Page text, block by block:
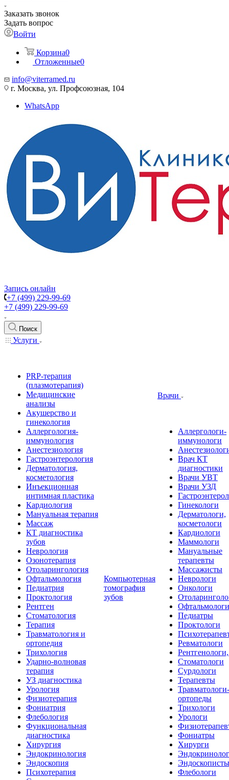
Заказать звонок
Задать вопрос
Войти
Корзина0
Отложенные0
info@viterramed.ru
г. Москва, ул. Профсоюзная, 104
WhatsApp
Запись онлайн
+7 (499) 229-99-69
+7 (499) 229-99-69
Поиск
Услуги
PRP-терапия
(плазмотерапия)
Медицинские
анализы
Акушерство и
гинекология
Аллергология-
иммунология
Анестезиология
Гастроэнтерология
Дерматология,
косметология
Инъекционная
интимная пластика
Кардиология
Мануальная терапия
Массаж
КТ диагностика
зубов
Неврология
Озонотерапия
Отоларингология
Офтальмология
Педиатрия
Проктология
Рентген
Стоматология
Терапия
Травматология и
ортопедия
Трихология
Ударно-волновая
терапия
УЗ диагностика
Урология
Физиотерапия
Фониатрия
Флебология
Функциональная
диагностика
Хирургия
Эндокринология
Эндоскопия
Психотерапия
Компьютерная
томография
зубов
Врачи
Аллергологи-
иммунологи
Врач КТ
диагностики
Врачи УВТ
Врачи УЗД
Гинекологи
Дерматологи,
косметологи
Кардиологи
Маммологи
Мануальные
терапевты
Массажисты
Неврологи
Онкологи
Офтальмологи
Педиатры
Проктологи
Ревматологи
Стоматологи
Сурдологи
Терапевты
Травматологи-
ортопеды
Трихологи
Урологи
Фониатры
Хирурги
Эндоскописты
Флебологи